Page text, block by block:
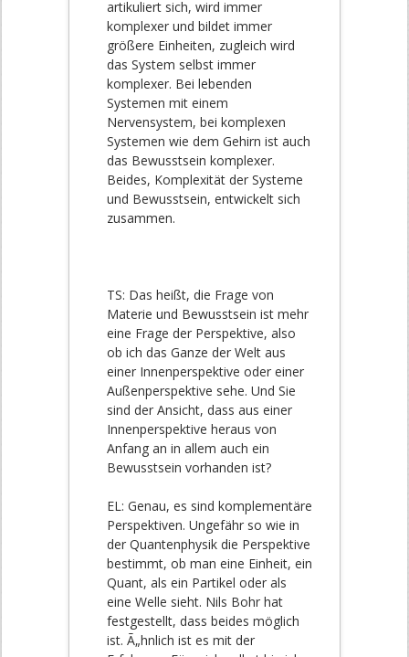
artikuliert sich, wird immer
komplexer und bildet immer
größere Einheiten, zugleich wird
das System selbst immer
komplexer. Bei lebenden
Systemen mit einem
Nervensystem, bei komplexen
Systemen wie dem Gehirn ist auch
das Bewusstsein komplexer.
Beides, Komplexität der Systeme
und Bewusstsein, entwickelt sich
zusammen.
TS: Das heißt, die Frage von
Materie und Bewusstsein ist mehr
eine Frage der Perspektive, also
ob ich das Ganze der Welt aus
einer Innenperspektive oder einer
Außenperspektive sehe. Und Sie
sind der Ansicht, dass aus einer
Innenperspektive heraus von
Anfang an in allem auch ein
Bewusstsein vorhanden ist?
EL: Genau, es sind komplementäre
Perspektiven. Ungefähr so wie in
der Quantenphysik die Perspektive
bestimmt, ob man eine Einheit, ein
Quant, als ein Partikel oder als
eine Welle sieht. Nils Bohr hat
festgestellt, dass beides möglich
ist. Ã„hnlich ist es mit der